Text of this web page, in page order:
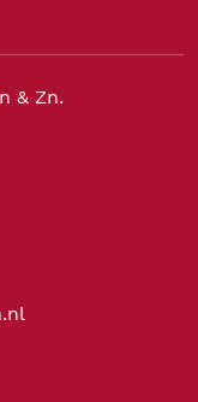
& Zn.